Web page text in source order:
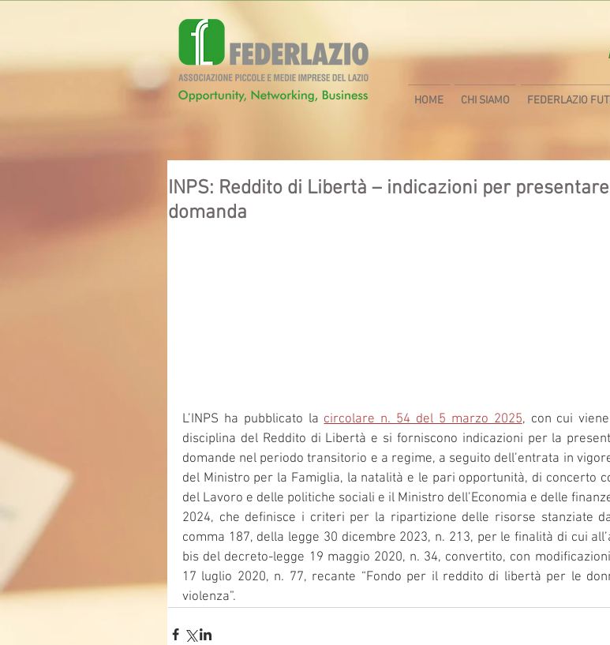
HOME CHI SIAMO FEDERLAZIO
INPS: Reddito di Libertà – indicazioni per
domanda
L’INPS ha pubblicato la circolare n. 54 del 5 marzo 2025, con cui
disciplina del Reddito di Libertà e si forniscono indicazioni per la
domande nel periodo transitorio e a regime, a seguito dell’entrata in
del Ministro per la Famiglia, la natalità e le pari opportunità, di concerto
del Lavoro e delle politiche sociali e il Ministro dell’Economia e delle
2024, che definisce i criteri per la ripartizione delle risorse stanziate
comma 187, della legge 30 dicembre 2023, n. 213, per le finalità di cui
bis del decreto-legge 19 maggio 2020, n. 34, convertito, con
17 luglio 2020, n. 77, recante “Fondo per il reddito di libertà per le
violenza”.